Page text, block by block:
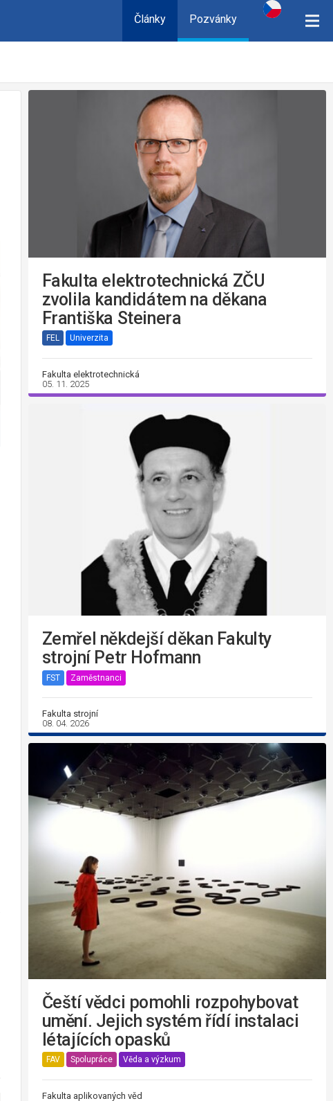
Články Pozvánky
Fakulta elektrotechnická ZČU
zvolila kandidátem na děkana
Františka Steinera
FEL Univerzita
Fakulta elektrotechnická
05. 11. 2025
Zemřel někdejší děkan Fakulty
strojní Petr Hofmann
FST Zaměstnanci
Fakulta strojní
08. 04. 2026
Čeští vědci pomohli rozpohybovat
umění. Jejich systém řídí instalaci
létajících opasků
FAV Spolupráce Věda a výzkum
Fakulta aplikovaných věd